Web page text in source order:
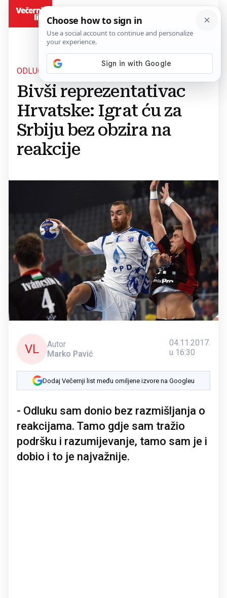
ODLUČIO
Bivši reprezentativac
Hrvatske: Igrat ću za
Srbiju bez obzira na
reakcije
VL
Autor
Marko Pavić
04.11.2017.
u 16:30
Dodaj Večernji list među omiljene izvore na Googleu
- Odluku sam donio bez razmišljanja o
reakcijama. Tamo gdje sam tražio
podršku i razumijevanje, tamo sam je i
dobio i to je najvažnije.